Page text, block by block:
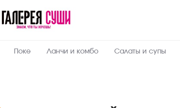
Поке Ланчи и комбо Салаты и супы
Пищевая
220 Вес, г